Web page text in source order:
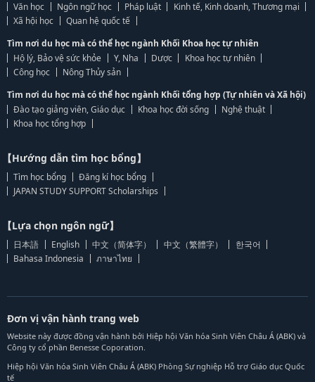
Văn học
Ngôn ngữ học Pháp luật
Kinh tế, Kinh doanh, Thương mại
Xã hội học
Quan hệ quốc tế
Tìm nơi du học mà có thể học ngành Khối Khoa học tự nhiên
Hộ lý, Bảo vệ sức khỏe
Y, Nha Dược
Khoa học tự nhiên
Công học
Nông Thủy sản
Tìm nơi du học mà có thể học ngành Khối tổng hợp (Tự nhiên và Xã hội)
Đào tạo giảng viên, Giáo dục
Khoa học đời sống
Nghệ thuật
Khoa học tổng hợp
【Hướng dẫn tìm học bổng】
Tìm học bổng
Đăng kí học bổng
JAPAN STUDY SUPPORT Scholarships
【Lựa chọn ngôn ngữ】
日本語 English 中文（简体字） 中文（繁體字）
한국어
Bahasa Indonesia
ภาษาไทย
Đơn vị vận hành trang web
Website này được đồng vận hành bởi Hiệp hội Văn hóa Sinh Viên Châu Á (ABK) và
Công ty cổ phần Benesse Coporation.
Hiệp hội Văn hóa Sinh Viên Châu Á (ABK) Phòng Sự nghiệp Hỗ trợ Giáo dục Quốc
tế